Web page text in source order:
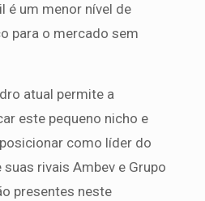
é um menor nível de
para o mercado sem
atual permite a
este pequeno nicho e
como líder do
rivais Ambev e Grupo
presentes neste